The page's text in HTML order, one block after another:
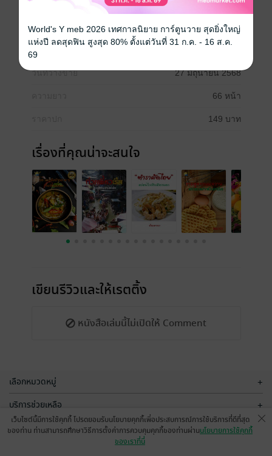
ช่วยให้ผู้สูงอายุทุกท่านมีสุขภาพดี แข็งแรง พร้อมใช้ชีวิต
ประเภทไฟล์
วันที่วางขาย 27 มิถุนายน 2568
66 หน้า
149 บาท
เรื่องที่คุณน่าจะสนใจ
เขียนรีวิวและให้เรตติ้ง
หนังสือเล่มนี้ไม่เปิดให้ Comment
เลือกหมวดหมู่ +
บริการช่วยเหลือ +
เกี่ยวกับเรา
เว็บไซต์นี้มีการใช้คุกกี้ โปรดยอมรับนโยบายคุกกี้เพื่อประสบการณ์การใช้บริการที่ดีที่สุด
ของท่าน ท่านสามารถศึกษาวิธีการตั้งค่าการควบคุมคุกกี้ของท่านผ่านนโยบายการใช้คุกกี้
ของเราที่นี่
World's Y meb 2026 เทศกาลนิยาย การ์ตูนวาย สุดยิ่งใหญ่
แห่งปี ลดสุดฟิน สูงสุด 80% ตั้งแต่วันที่ 31 ก.ค. - 16 ส.ค.
69